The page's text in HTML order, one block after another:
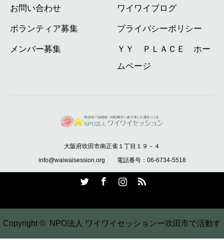
お問い合わせ
ボランティア募集
メンバー募集
ワイワイブログ
プライバシーポリシー
ＹＹ ＰＬＡＣＥ ホー
ムページ
大阪府吹田市南正雀１丁目１９－４
info@waiwaisession.org 電話番号：06-6734-5518
Copyright © NPO法人 ワイワイセッションー吹田市で活動す